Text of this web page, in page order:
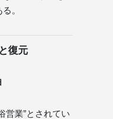
。
復元
営業”とされてい